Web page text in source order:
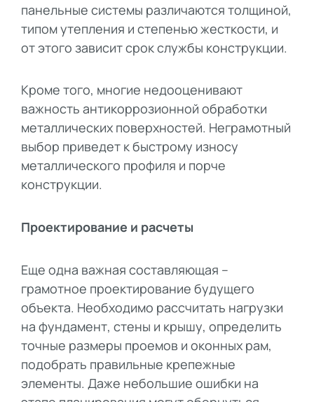
панельные системы различаются толщиной,
типом утепления и степенью жесткости, и
от этого зависит срок службы конструкции.
Кроме того, многие недооценивают
важность антикоррозионной обработки
металлических поверхностей. Неграмотный
выбор приведет к быстрому износу
металлического профиля и порче
конструкции.
Проектирование и расчеты
Еще одна важная составляющая –
грамотное проектирование будущего
объекта. Необходимо рассчитать нагрузки
на фундамент, стены и крышу, определить
точные размеры проемов и оконных рам,
подобрать правильные крепежные
элементы. Даже небольшие ошибки на